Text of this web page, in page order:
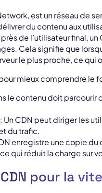
est un réseau de
du contenu aux
de l’utilisateur final,
Cela signifie que
le plus proche, ce
mieux comprendre le
le contenu doit parcourir
: Un CDN peut diriger les
du trafic.
enregistre une copie
qui réduit la charge sur
pour la